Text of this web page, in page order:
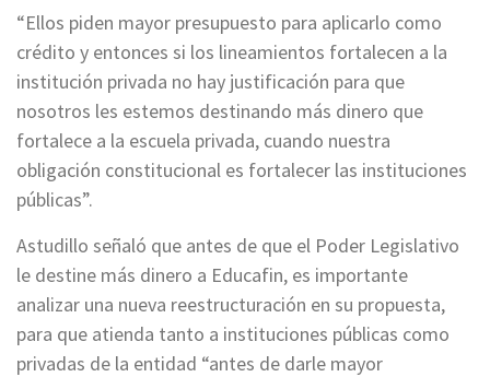
“Ellos piden mayor presupuesto para aplicarlo como
crédito y entonces si los lineamientos fortalecen a la
institución privada no hay justificación para que
nosotros les estemos destinando más dinero que
fortalece a la escuela privada, cuando nuestra
obligación constitucional es fortalecer las instituciones
públicas”.
Astudillo señaló que antes de que el Poder Legislativo
le destine más dinero a Educafin, es importante
analizar una nueva reestructuración en su propuesta,
para que atienda tanto a instituciones públicas como
privadas de la entidad “antes de darle mayor